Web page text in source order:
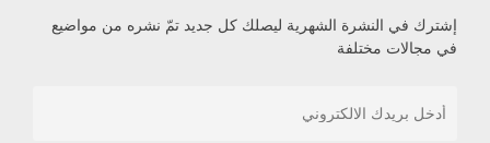
إشترك في النشرة الشهرية ليصلك كل جديد تمّ نشره من مواضيع
في مجالات مختلفة